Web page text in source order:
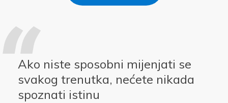
Ako niste sposobni mijenjati se
svakog trenutka, nećete nikada
spoznati istinu